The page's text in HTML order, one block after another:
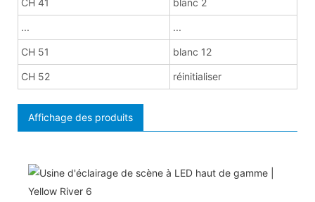
... ...
CH 51 blanc 12
CH 52 réinitialiser
Affichage des produits